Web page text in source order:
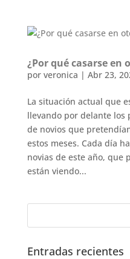
¿Por qué casarse en
por veronica | Abr 23,
La situación actual que
llevando por delante los
de novios que
estos meses. Cada día
novias de este año, que
están viendo...
Entradas recientes